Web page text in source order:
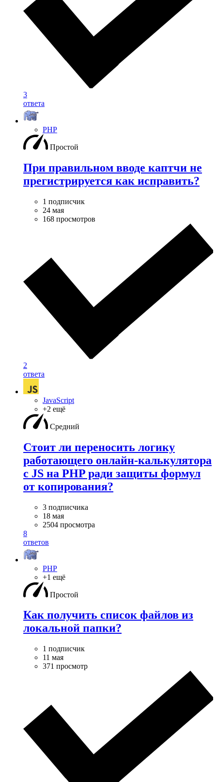
3
ответа
PHP
Простой
При правильном вводе каптчи не
прегистрируется как исправить?
1 подписчик
24 мая
168 просмотров
2
ответа
JavaScript
+2 ещё
Средний
Стоит ли переносить логику
работающего онлайн-калькулятора
с JS на PHP ради защиты формул
от копирования?
3 подписчика
18 мая
2504 просмотра
8
ответов
PHP
+1 ещё
Простой
Как получить список файлов из
локальной папки?
1 подписчик
11 мая
371 просмотр